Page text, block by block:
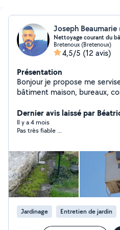
Joseph Beaumarie
Nettoyage courant du
Bretenoux (Bretenoux)
4,5/5 (12 avis)
Présentation
Bonjour je propose me
bâtiment maison, bureaux,
entretien Parc et jardin
(traitement anti mousse)
esite pas à prendre contact
travaux effectués dans les
Dernier avis laissé par
Il y a 4 mois
Pas très fiable ...
Jardinage Entretien de jardin